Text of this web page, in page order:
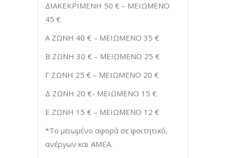
ΔΙΑΚΕΚΡΙΜΕΝΗ 50 € – ΜΕΙΩΜΕΝΟ
45 €
Α ΖΩΝΗ 40 € – ΜΕΙΩΜΕΝΟ 35 €
Β ΖΩΝΗ 30 € – ΜΕΙΩΜΕΝΟ 25 €
Γ ΖΩΝΗ 25 € – ΜΕΙΩΜΕΝΟ 20 €
Δ ΖΩΝΗ 20 €- ΜΕΙΩΜΕΝΟ 15 €
Ε ΖΩΝΗ 15 € – ΜΕΙΩΜΕΝΟ 12 €
*Το μειωμένο αφορά σε φοιτητικό,
ανέργων και ΑΜΕΑ.